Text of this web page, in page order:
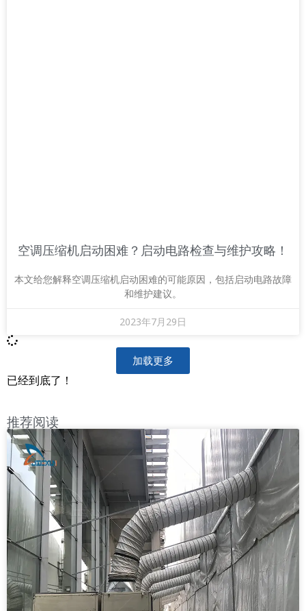
空调压缩机启动困难？启动电路检查与维护攻略！
本文给您解释空调压缩机启动困难的可能原因，包括启动电路故障
和维护建议。
2023年7月29日
加载更多
已经到底了！
推荐阅读